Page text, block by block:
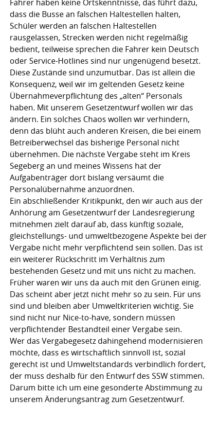
Fahrer haben keine Ortskenntnisse, das führt dazu,
dass die Busse an falschen Haltestellen halten,
Schüler werden an falschen Haltestellen
rausgelassen, Strecken werden nicht regelmäßig
bedient, teilweise sprechen die Fahrer kein Deutsch
oder Service-Hotlines sind nur ungenügend besetzt.
Diese Zustände sind unzumutbar. Das ist allein die
Konsequenz, weil wir im geltenden Gesetz keine
Übernahmeverpflichtung des „alten“ Personals
haben. Mit unserem Gesetzentwurf wollen wir das
ändern. Ein solches Chaos wollen wir verhindern,
denn das blüht auch anderen Kreisen, die bei einem
Betreiberwechsel das bisherige Personal nicht
übernehmen. Die nächste Vergabe steht im Kreis
Segeberg an und meines Wissens hat der
Aufgabenträger dort bislang versäumt die
Personalübernahme anzuordnen.
Ein abschließender Kritikpunkt, den wir auch aus der
Anhörung am Gesetzentwurf der Landesregierung
mitnehmen zielt darauf ab, dass künftig soziale,
gleichstellungs- und umweltbezogene Aspekte bei der
Vergabe nicht mehr verpflichtend sein sollen. Das ist
ein weiterer Rückschritt im Verhältnis zum
bestehenden Gesetz und mit uns nicht zu machen.
Früher waren wir uns da auch mit den Grünen einig.
Das scheint aber jetzt nicht mehr so zu sein. Für uns
sind und bleiben aber Umweltkriterien wichtig. Sie
sind nicht nur Nice-to-have, sondern müssen
verpflichtender Bestandteil einer Vergabe sein.
Wer das Vergabegesetz dahingehend modernisieren
möchte, dass es wirtschaftlich sinnvoll ist, sozial
gerecht ist und Umweltstandards verbindlich fordert,
der muss deshalb für den Entwurf des SSW stimmen.
Darum bitte ich um eine gesonderte Abstimmung zu
unserem Änderungsantrag zum Gesetzentwurf.